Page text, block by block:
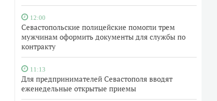
12:00
Севастопольские полицейские помогли трем
мужчинам оформить документы для службы по
контракту
11:13
Для предпринимателей Севастополя вводят
еженедельные открытые приемы